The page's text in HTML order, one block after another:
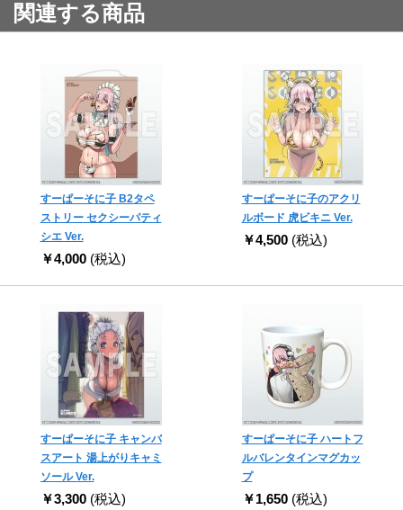
関連する商品
すーぱーそに子 B2タペ
ストリー セクシーパティ
シエ Ver.
￥4,000 (税込)
すーぱーそに子のアクリ
ルボード 虎ビキニ Ver.
￥4,500 (税込)
すーぱーそに子 キャンバ
スアート 湯上がりキャミ
ソール Ver.
￥3,300 (税込)
すーぱーそに子 ハートフ
ルバレンタインマグカッ
プ
￥1,650 (税込)